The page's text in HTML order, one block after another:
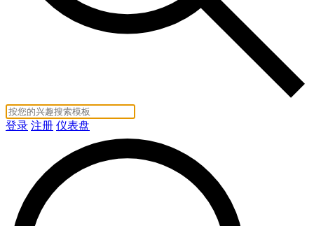
登录 注册 仪表盘